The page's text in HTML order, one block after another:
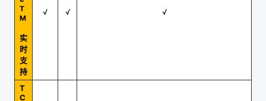
T
M
实
时
支
持
√ √ √
T
C